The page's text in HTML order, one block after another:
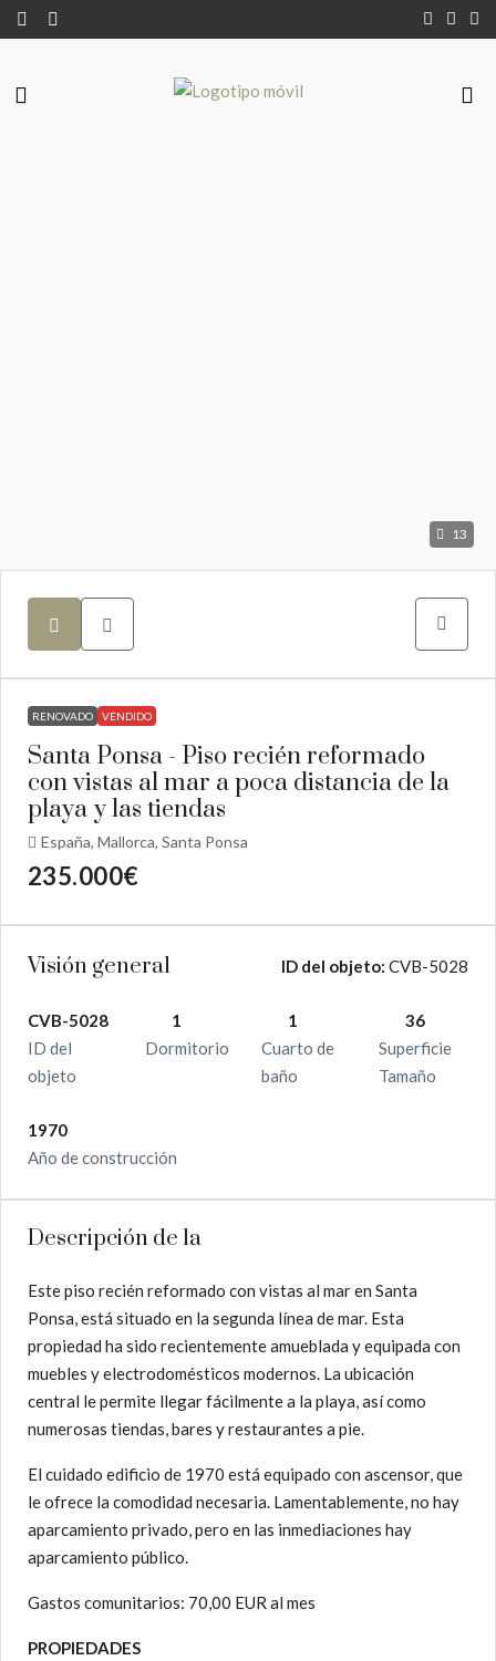
13
RENOVADO VENDIDO
Santa Ponsa - Piso recién reformado
con vistas al mar a poca distancia de la
playa y las tiendas
España, Mallorca, Santa Ponsa
235.000€
Visión general ID del objeto: CVB-5028
CVB-5028
ID del
objeto
1
Dormitorio
1
Cuarto de
baño
36
Superficie
Tamaño
1970
Año de construcción
Descripción de la
Este piso recién reformado con vistas al mar en Santa
Ponsa, está situado en la segunda línea de mar. Esta
propiedad ha sido recientemente amueblada y equipada con
muebles y electrodomésticos modernos. La ubicación
central le permite llegar fácilmente a la playa, así como
numerosas tiendas, bares y restaurantes a pie.
El cuidado edificio de 1970 está equipado con ascensor, que
le ofrece la comodidad necesaria. Lamentablemente, no hay
aparcamiento privado, pero en las inmediaciones hay
aparcamiento público.
Gastos comunitarios: 70,00 EUR al mes
PROPIEDADES